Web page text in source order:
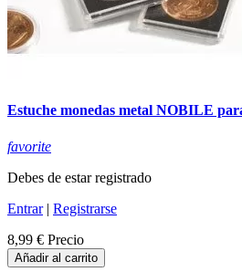
Estuche monedas metal NOBILE
favorite
Debes de estar registrado
Entrar| Registrarse
8,99 € Precio
Añadir al carrito